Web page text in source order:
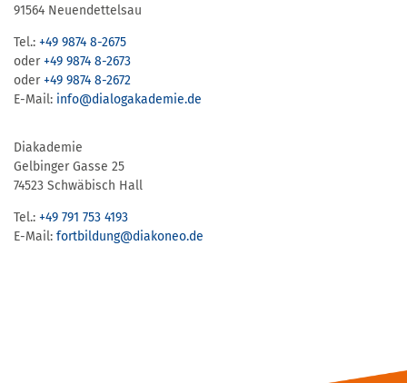
91564 Neuendettelsau
Tel.: +49 9874 8-2675
oder+49 9874 8-2673
oder+49 9874 8-2672
E-Mail: info@dialogakademie.de
Diakademie
Gelbinger Gasse 25
74523 Schwäbisch Hall
Tel.: +49 791 753 4193
E-Mail: fortbildung@diakoneo.de